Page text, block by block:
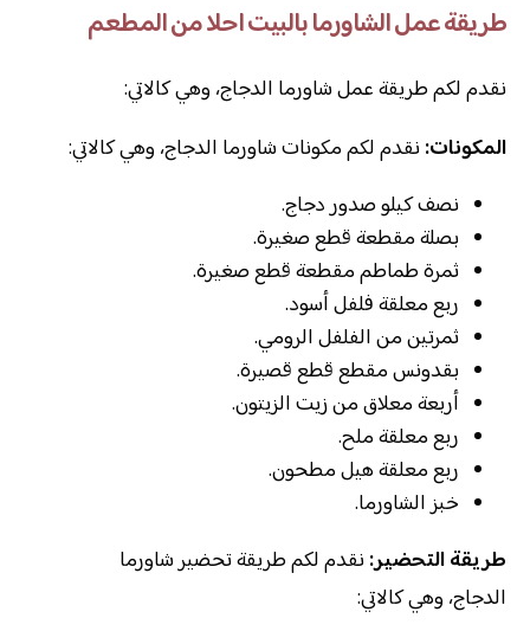
طريقة عمل الشاورما بالبيت احلا من المطعم
نقدم لكم طريقة عمل شاورما الدجاج، وهي كالاتي:
المكونات: نقدم لكم مكونات شاورما الدجاج، وهي كالاتي:
نصف كيلو صدور دجاج.
بصلة مقطعة قطع صغيرة.
ثمرة طماطم مقطعة قطع صغيرة.
ربع معلقة فلفل أسود.
ثمرتين من الفلفل الرومي.
بقدونس مقطع قطع قصيرة.
أربعة معلاق من زيت الزيتون.
ربع معلقة ملح.
ربع معلقة هيل مطحون.
خبز الشاورما.
طريقة التحضير: نقدم لكم طريقة تحضير شاورما
الدجاج، وهي كالاتي: